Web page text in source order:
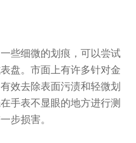
细微的划痕，可以尝试
盘。市面上有许多针对金
效去除表面污渍和轻微划
手表不显眼的地方进行测
步损害。